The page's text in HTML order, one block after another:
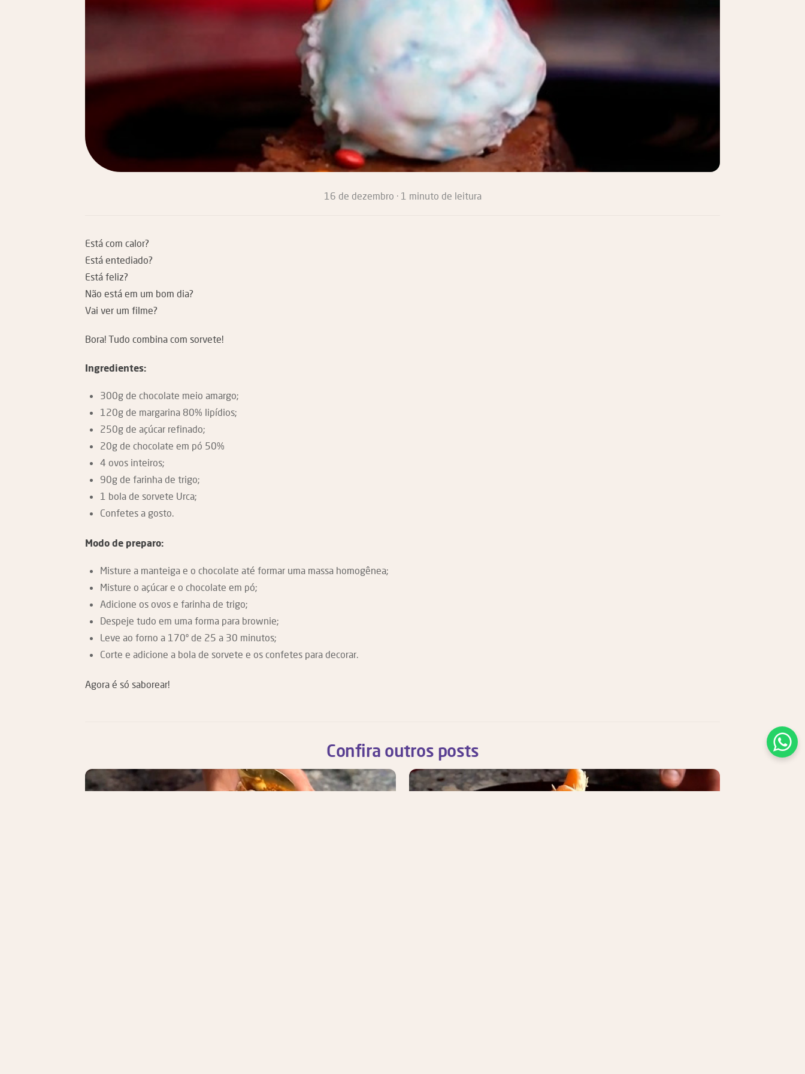
16 de dezembro · 1 minuto de leitura
Está com calor?
Está entediado?
Está feliz?
Não está em um bom dia?
Vai ver um filme?
Bora! Tudo combina com sorvete!
Ingredientes:
300g de chocolate meio amargo;
120g de margarina 80% lipídios;
250g de açúcar refinado;
20g de chocolate em pó 50%
4 ovos inteiros;
90g de farinha de trigo;
1 bola de sorvete Urca;
Confetes a gosto.
Modo de preparo:
Misture a manteiga e o chocolate até formar uma massa homogênea;
Misture o açúcar e o chocolate em pó;
Adicione os ovos e farinha de trigo;
Despeje tudo em uma forma para brownie;
Leve ao forno a 170º de 25 a 30 minutos;
Corte e adicione a bola de sorvete e os confetes para decorar.
Agora é só saborear!
Confira outros posts